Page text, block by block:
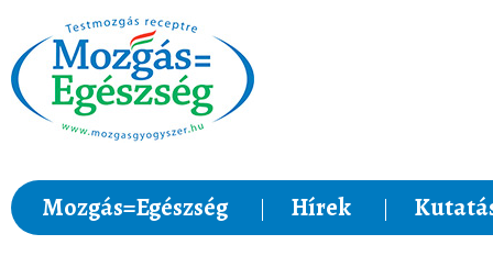
Mozgás=Egészség Hírek